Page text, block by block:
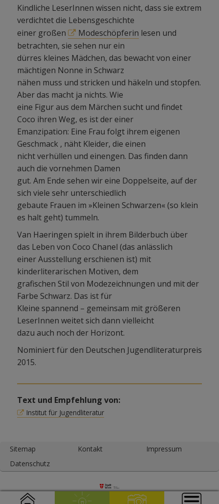
Kindliche LeserInnen wissen nicht, dass sie extrem
verdichtet die Lebensgeschichte
einer großen
Modeschöpferin lesen und
betrachten, sie sehen nur ein
dürres kleines Mädchen, das bewacht von einer
mächtigen Nonne in Schwarz
nähen muss und stricken und häkeln und stopfen.
Aber das macht ja nichts. Wie
eine Figur aus dem Märchen sucht und findet
Coco ihren Weg, es ist der einer
Emanzipation: Eine Frau folgt ihrem eigenen
Geschmack , näht Kleider, die einen
nicht verhüllen und einengen. Das finden dann
auch die vornehmen Damen
gut. Am Ende sehen wir eine Doppelseite, auf der
sich viele sehr unterschiedlich
gebaute Frauen im »Kleinen Schwarzen« (so klein
es halt geht) tummeln.
Van Haeringen spielt in ihrem Bilderbuch über
das Leben von Coco Chanel (das anlässlich
einer Ausstellung erschienen ist) mit
kinderliterarischen Motiven, dem
grafischen Stil von Modezeichnungen und mit der
Farbe Schwarz. Das ist für
Kleine spannend – gemeinsam mit größeren
LeserInnen weitet sich dann vielleicht
dazu auch noch der Horizont.
Nominiert für den Deutschen Jugendliteraturpreis
2015.
Text und Empfehlung von:
Institut für Jugendliteratur
Sitemap Kontakt
Impressum
Datenschutz